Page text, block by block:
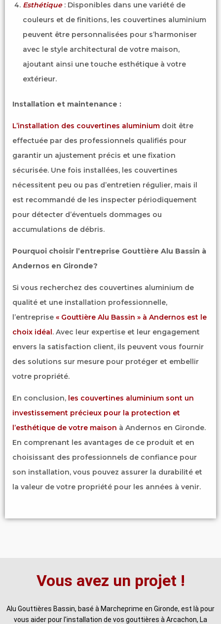
Esthétique: Disponibles dans une variété de
couleurs et de finitions, les couvertines aluminium
peuvent être personnalisées pour s’harmoniser
avec le style architectural de votre maison,
ajoutant ainsi une touche esthétique à votre
extérieur.
Installation et maintenance :
L’installation des couvertines aluminium doit être
effectuée par des professionnels qualifiés pour
garantir un ajustement précis et une fixation
sécurisée. Une fois installées, les couvertines
nécessitent peu ou pas d’entretien régulier, mais il
est recommandé de les inspecter périodiquement
pour détecter d’éventuels dommages ou
accumulations de débris.
Pourquoi choisir l’entreprise Gouttière Alu Bassin à
Andernos en Gironde?
Si vous recherchez des couvertines aluminium de
qualité et une installation professionnelle,
l’entreprise « Gouttière Alu Bassin » à Andernos est le
choix idéal. Avec leur expertise et leur engagement
envers la satisfaction client, ils peuvent vous fournir
des solutions sur mesure pour protéger et embellir
votre propriété.
En conclusion, les couvertines aluminium sont un
investissement précieux pour la protection et
l’esthétique de votre maison à Andernos en Gironde.
En comprenant les avantages de ce produit et en
choisissant des professionnels de confiance pour
son installation, vous pouvez assurer la durabilité et
la valeur de votre propriété pour les années à venir.
Vous avez un projet !
Alu Gouttières Bassin, basé à Marcheprime en Gironde, est là pour
vous aider pour l'installation de vos gouttières à Arcachon, La